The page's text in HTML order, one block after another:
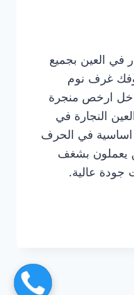
في العين بجميع
وفك غرف نوم
ارخص منجرة
النجارة في
اساسية في الحرف
يعملون بشغف
جودة عالية.